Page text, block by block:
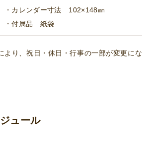
・カレンダー寸法 102×148㎜
・付属品 紙袋
より、祝日・休日・行事の一部が変更にな
ュール